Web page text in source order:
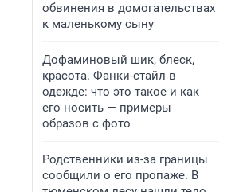
обвинения в домогательствах
к маленькому сыну
Дофаминовый шик, блеск,
красота. Фанки-стайл в
одежде: что это такое и как
его носить — примеры
образов с фото
Родственники из-за границы
сообщили о его пропаже. В